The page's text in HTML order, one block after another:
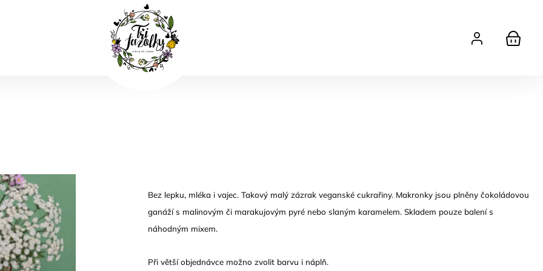
Bez lepku, mléka i vajec. Takový malý zázrak veganské cukrařiny. Makronky jsou plněny čokoládovou
ganáží s malinovým či marakujovým pyré nebo slaným karamelem. Skladem pouze balení s
náhodným mixem.
Při větší objednávce možno zvolit barvu i náplň.